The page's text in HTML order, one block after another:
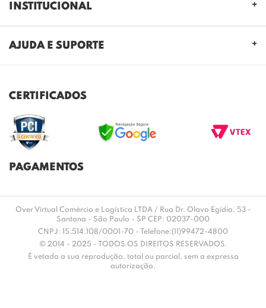
INSTITUCIONAL
REGULAMENTO CASHBACK
AJUDA E SUPORTE
TROCAS E DEVOLUÇÕES
ENVIO E ENTREGA
DÚVIDAS FREQUENTES
CERTIFICADOS
PAGAMENTOS
Over Virtual Comércio e Logística LTDA / Rua Dr. Olavo Egídio, 53 -
Santana - São Paulo - SP CEP: 02037-000
CNPJ: 15.514.108/0001-70 - Telefone:(11)99472-4800
© 2014 - 2025 - TODOS OS DIREITOS RESERVADOS.
É vetada a sua reprodução, total ou parcial, sem a expressa
autorização.